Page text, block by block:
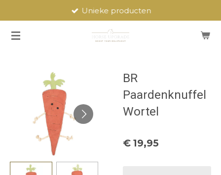
naar
Unieke producten
BR
Paardenknuffel
Wortel
€ 19,95